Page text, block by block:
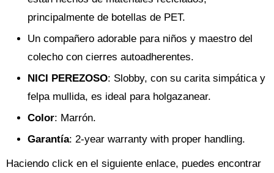
principalmente de botellas de PET.
Un compañero adorable para niños y maestro del
colecho con cierres autoadherentes.
NICI PEREZOSO: Slobby, con su carita simpática y
felpa mullida, es ideal para holgazanear.
Color: Marrón.
Garantía: 2-year warranty with proper handling.
Haciendo click en el siguiente enlace, puedes encontrar